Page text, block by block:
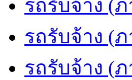
รถรับจ้าง (
รถรับจ้าง (
รถรับจ้าง (